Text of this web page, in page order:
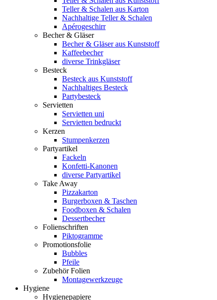
Teller & Schalen aus Karton
Nachhaltige Teller & Schalen
Apérogeschirr
Becher & Gläser
Becher & Gläser aus Kunststoff
Kaffeebecher
diverse Trinkgläser
Besteck
Besteck aus Kunststoff
Nachhaltiges Besteck
Partybesteck
Servietten
Servietten uni
Servietten bedruckt
Kerzen
Stumpenkerzen
Partyartikel
Fackeln
Konfetti-Kanonen
diverse Partyartikel
Take Away
Pizzakarton
Burgerboxen & Taschen
Foodboxen & Schalen
Dessertbecher
Folienschriften
Piktogramme
Promotionsfolie
Bubbles
Pfeile
Zubehör Folien
Montagewerkzeuge
Hygiene
Hygienepapiere